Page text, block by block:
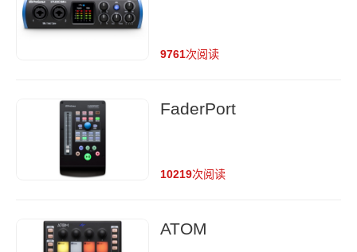
9761次阅读
FaderPort
10219次阅读
ATOM